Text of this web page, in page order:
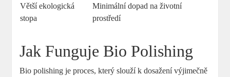
Větší ekologická
stopa
Minimální dopad na životní
prostředí
Jak Funguje Bio Polishing
Bio polishing je proces, který slouží k dosažení výjimečně